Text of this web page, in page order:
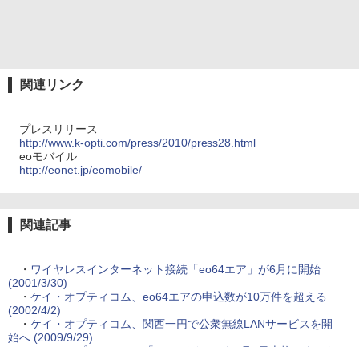
関連リンク
プレスリリース
http://www.k-opti.com/press/2010/press28.html
eoモバイル
http://eonet.jp/eomobile/
関連記事
・ ワイヤレスインターネット接続「eo64エア」が6月に開始
(2001/3/30)
・ ケイ・オプティコム、eo64エアの申込数が10万件を超える
(2002/4/2)
・ ケイ・オプティコム、関西一円で公衆無線LANサービスを開
始へ (2009/9/29)